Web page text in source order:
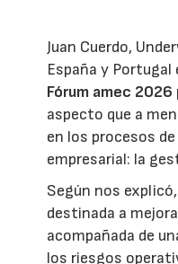
Juan Cuerdo,
España y
Fórum amec 2026
aspecto que a
en los procesos
empresarial: la
Según nos
destinada a
acompañada de
los riesgos